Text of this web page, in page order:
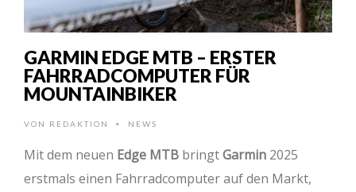
GARMIN EDGE MTB – ERSTER
FAHRRADCOMPUTER FÜR
MOUNTAINBIKER
VON REDAKTION • NEWS
Mit dem neuen Edge MTB bringtGarmin 2025
erstmals einen Fahrradcomputer auf den Markt,